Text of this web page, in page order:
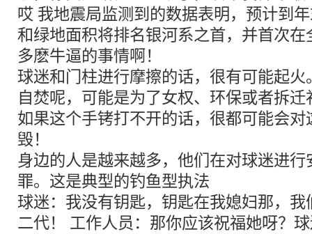
哎 我地震局监测到的数据表明，预计到
和绿地面积将排名银河系之首，并首次
多麽牛逼的事情啊！
球迷和门柱进行摩擦的话，很有可能起
自焚呢，可能是为了女权、环保或者拆
如果这个手铐打不开的话，很都可能会
毁！
身边的人是越来越多，他们在对球迷进
罪。这是典型的钓鱼型执法
球迷：我没有钥匙，钥匙在我媳妇那，
二代！ 工作人员：那你应该祝福她呀？